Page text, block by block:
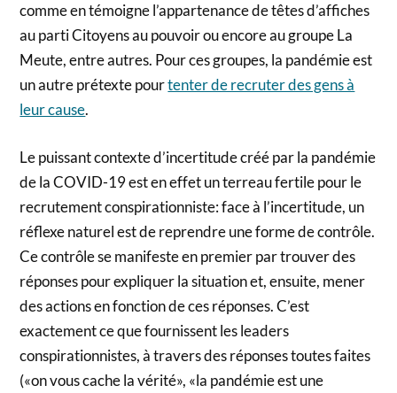
comme en témoigne l’appartenance de têtes d’affiches
au parti Citoyens au pouvoir ou encore au groupe La
Meute, entre autres. Pour ces groupes, la pandémie est
un autre prétexte pourtenter de recruter des gens à
leur cause.
Le puissant contexte d’incertitude créé par la pandémie
de la COVID-19 est en effet un terreau fertile pour le
recrutement conspirationniste: face à l’incertitude, un
réflexe naturel est de reprendre une forme de contrôle.
Ce contrôle se manifeste en premier par trouver des
réponses pour expliquer la situation et, ensuite, mener
des actions en fonction de ces réponses. C’est
exactement ce que fournissent les leaders
conspirationnistes, à travers des réponses toutes faites
(«on vous cache la vérité», «la pandémie est une